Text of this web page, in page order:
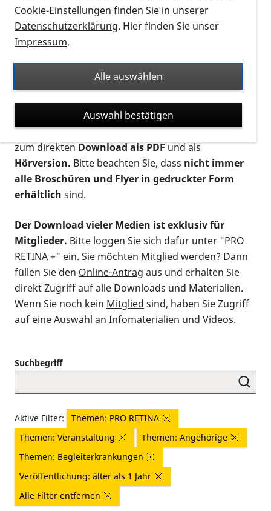
für blinde und sehbehinderte Menschen an.
Auf dieser Seite finden Sie sämtliches Infomaterial
Ort. Nutzen Sie den Formatfilter, um ausschließlich
nach Flyern und Broschüren, Audios oder Videos zu
suchen. Die meisten Flyer und Broschüren werden in
verschiedenen Formaten angeboten: zur
postalischen Bestellung als gedruckte Variante
zum direktenDownload als PDFund als
Hörversion. Bitte beachten Sie, dass nicht immer
alle Broschüren und Flyer in gedruckter Form
erhältlich sind.
Der Download vieler Medien ist exklusiv für
Mitglieder. Bitte loggen Sie sich dafür unter "PRO
RETINA +" ein. Sie möchten Mitglied werden? Dann
füllen Sie den Online-Antrag aus und erhalten Sie
direkt Zugriff auf alle Downloads und Materialien.
Wenn Sie noch kein Mitglied sind, haben Sie Zugriff
auf eine Auswahl an Infomaterialien und Videos.
Suchbegriff
Aktive Filter:
Themen: PRO RETINA
Themen: Veranstaltung
Themen: Angehörige
Themen: Begleiterkrankungen
Veröffentlichung: älter als 1 Jahr
Alle Filter entfernen
Cookie-Einstellungen finden Sie in unserer
Datenschutzerklärung. Hier finden Sie unser
Impressum.
Alle auswählen
Auswahl bestätigen